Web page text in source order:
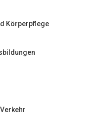
Körperpflege